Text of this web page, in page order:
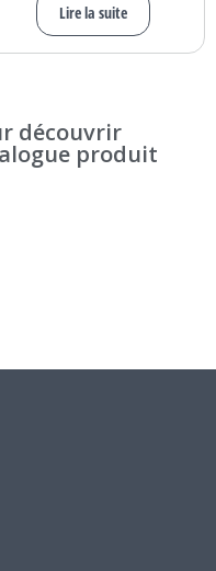
Lire la suite
découvrir
produit